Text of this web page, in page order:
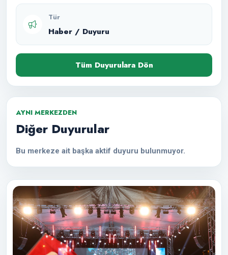
Tür
Haber / Duyuru
Tüm Duyurulara Dön
AYNI MERKEZDEN
Diğer Duyurular
Bu merkeze ait başka aktif duyuru bulunmuyor.